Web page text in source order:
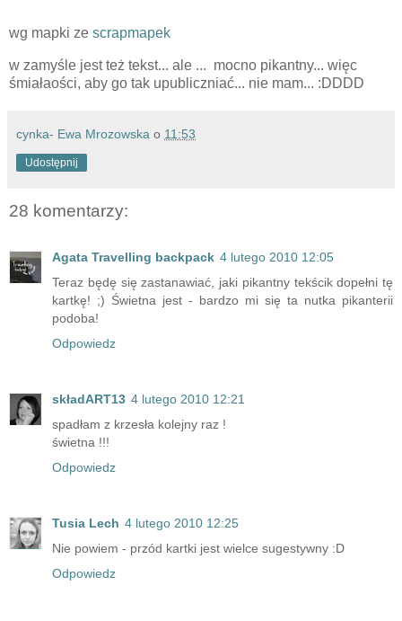
wg mapki ze scrapmapek
w zamyśle jest też tekst... ale ... mocno pikantny... więc
śmiałaości, aby go tak upubliczniać... nie mam... :DDDD
cynka- Ewa Mrozowska o 11:53
Udostępnij
28 komentarzy:
Agata Travelling backpack 4 lutego 2010 12:05
Teraz będę się zastanawiać, jaki pikantny tekścik dopełni tę
kartkę! ;) Świetna jest - bardzo mi się ta nutka pikanterii
podoba!
Odpowiedz
składART13 4 lutego 2010 12:21
spadłam z krzesła kolejny raz !
świetna !!!
Odpowiedz
Tusia Lech 4 lutego 2010 12:25
Nie powiem - przód kartki jest wielce sugestywny :D
Odpowiedz